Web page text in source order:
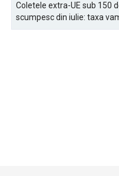
Coletele extra-UE sub 150
scumpesc din iulie: taxa
pe articol, adaugata la taxa